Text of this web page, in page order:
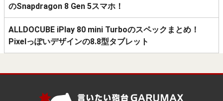
のSnapdragon 8 Gen 5スマホ！
ALLDOCUBE iPlay 80 mini Turboのスペックまとめ！
Pixelっぽいデザインの8.8型タブレット